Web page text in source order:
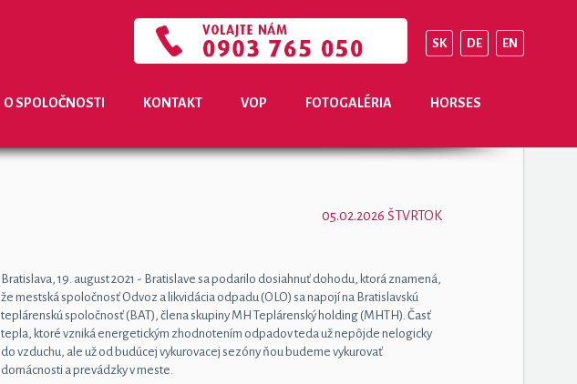
SK DE EN
O SPOLOČNOSTI KONTAKT VOP FOTOGALÉRIA HORSES
05.02.2026 ŠTVRTOK
Bratislava, 19. august 2021 - Bratislave sa podarilo dosiahnuť dohodu, ktorá znamená,
že mestská spoločnosť Odvoz a likvidácia odpadu (OLO) sa napojí na Bratislavskú
teplárenskú spoločnosť (BAT), člena skupiny MH Teplárenský holding (MHTH). Časť
tepla, ktoré vzniká energetickým zhodnotením odpadov teda už nepôjde nelogicky
do vzduchu, ale už od budúcej vykurovacej sezóny ňou budeme vykurovať
domácnosti a prevádzky v meste.